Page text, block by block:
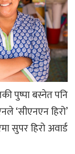
पुष्पा बस्नेत पनि
‘सीएनएन हिरो’
सुपर हिरो अवार्ड